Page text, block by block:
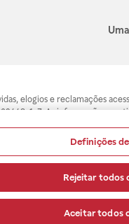
elogios e reclamações
1-7. As informações
qualquer problema de saúde
Maiores esclarecimentos,
dos clientes são
Definições
Rejeitar todos
Aceitar todos